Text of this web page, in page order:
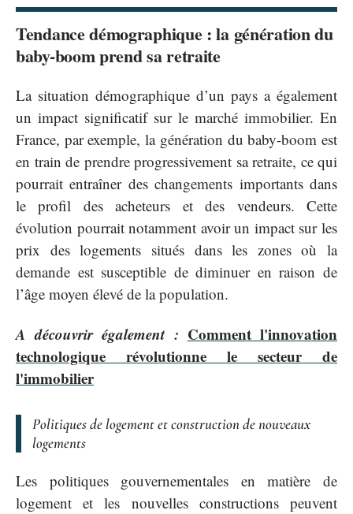
Tendance démographique : la génération du
baby-boom prend sa retraite
La situation démographique d’un pays a également
un impact significatif sur le marché immobilier. En
France, par exemple, la génération du baby-boom est
en train de prendre progressivement sa retraite, ce qui
pourrait entraîner des changements importants dans
le profil des acheteurs et des vendeurs. Cette
évolution pourrait notamment avoir un impact sur les
prix des logements situés dans les zones où la
demande est susceptible de diminuer en raison de
l’âge moyen élevé de la population.
A découvrir également : Comment l'innovation
technologique révolutionne le secteur de
l'immobilier
Politiques de logement et construction de nouveaux
logements
Les politiques gouvernementales en matière de
logement et les nouvelles constructions peuvent